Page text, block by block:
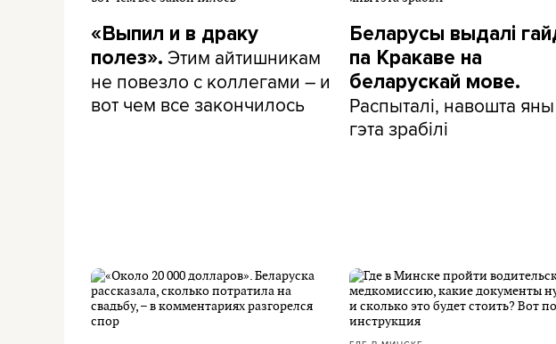
«Выпил и в драку
полез». Этим айтишникам
не повезло с коллегами – и
вот чем все закончилось
Беларусы выдалі
па Кракаве на
беларускай мове.
Распыталі, навошта яны
гэта зрабілі